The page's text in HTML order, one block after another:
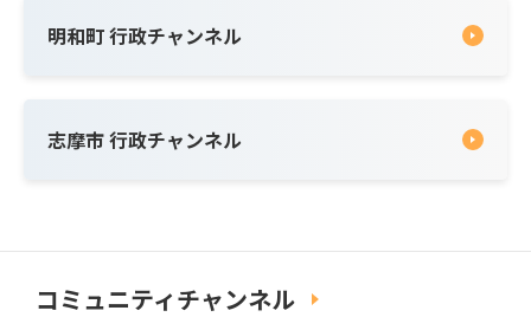
明和町 行政チャンネル
志摩市 行政チャンネル
コミュニティチャンネル